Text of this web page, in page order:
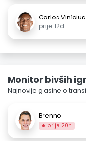
Carlos Vinícius
prije 12d
Monitor bivših
Najnovije glasine o
Brenno
prije 20h